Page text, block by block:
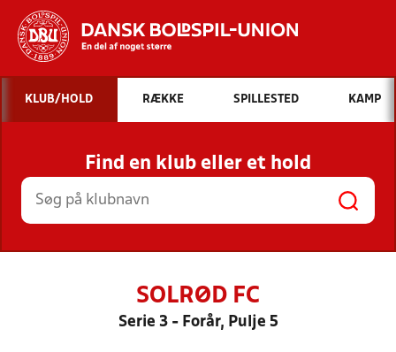
Hvad vil du søge efter?
INDHOLD OG NYHEDER
STILLINGER, RESULTATER, KLUBBER OG
HOLD
KLUB/HOLD RÆKKE SPILLESTED KAMP
Find en klub eller et hold
SOLRØD FC
Serie 3 - Forår, Pulje 5